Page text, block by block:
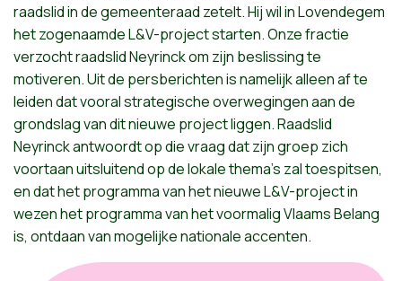
raadslidin degemeenteraad zetelt.HijwilinLovendegem
hetzogenaamdeL&V-projectstarten.Onzefractie
verzochtraadslidNeyrinckom zijn beslissingte
motiveren.Uitde persberichtenisnamelijkalleenafte
leidendatvooralstrategischeoverwegingenaande
grondslagvanditnieuwe projectliggen.Raadslid
Neyrinckantwoordtop dievraagdatzijngroep zich
voortaanuitsluitendop delokalethema's zaltoespitsen,
endathetprogrammavanhetnieuweL&V-project in
wezenhetprogrammavanhetvoormaligVlaamsBelang
is, ontdaanvanmogelijkenationaleaccenten.